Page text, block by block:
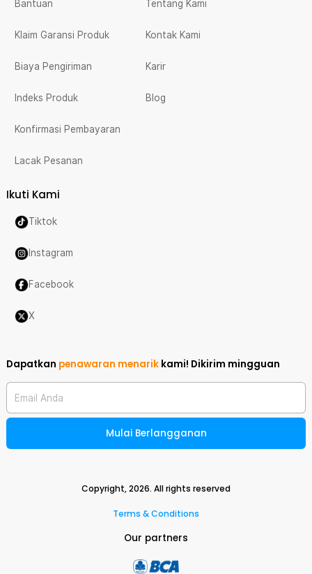
Bantuan
Klaim Garansi Produk
Biaya Pengiriman
Indeks Produk
Konfirmasi Pembayaran
Lacak Pesanan
Tentang Kami
Kontak Kami
Karir
Blog
Ikuti Kami
Tiktok
Instagram
Facebook
X
Dapatkan penawaran menarik kami! Dikirim mingguan
Email Anda
Mulai Berlangganan
Copyright,2026. All rights reserved
Terms & Conditions
Our partners